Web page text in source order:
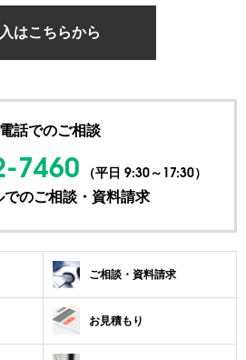
はこちらから
話でのご相談
7460 （平日 9:30～17:30）
でのご相談・資料請求
ご相談・資料請求
お見積もり